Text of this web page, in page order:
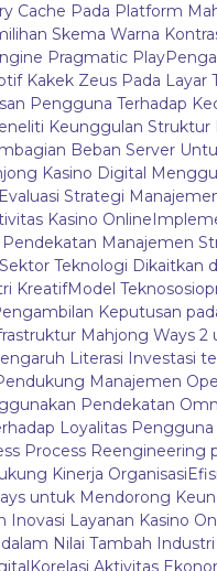
Cache Pada Platform
Skema Warna
Pragmatic Play
Kakek Zeus Pada Layar
Pengguna Terhadap
Keunggulan
Beban Server
Kasino Digital
Evaluasi Strategi
Kasino Online
Manajemen
Teknologi Dikaitkan
KreatifModel
Keputusan
Mahjong Ways 2
Literasi Investasi
Manajemen
Pendekatan
Loyalitas
Process Reengineering
Kinerja Organisasi
untuk Mendorong
Layanan Kasino
Nilai Tambah
Korelasi Aktivitas